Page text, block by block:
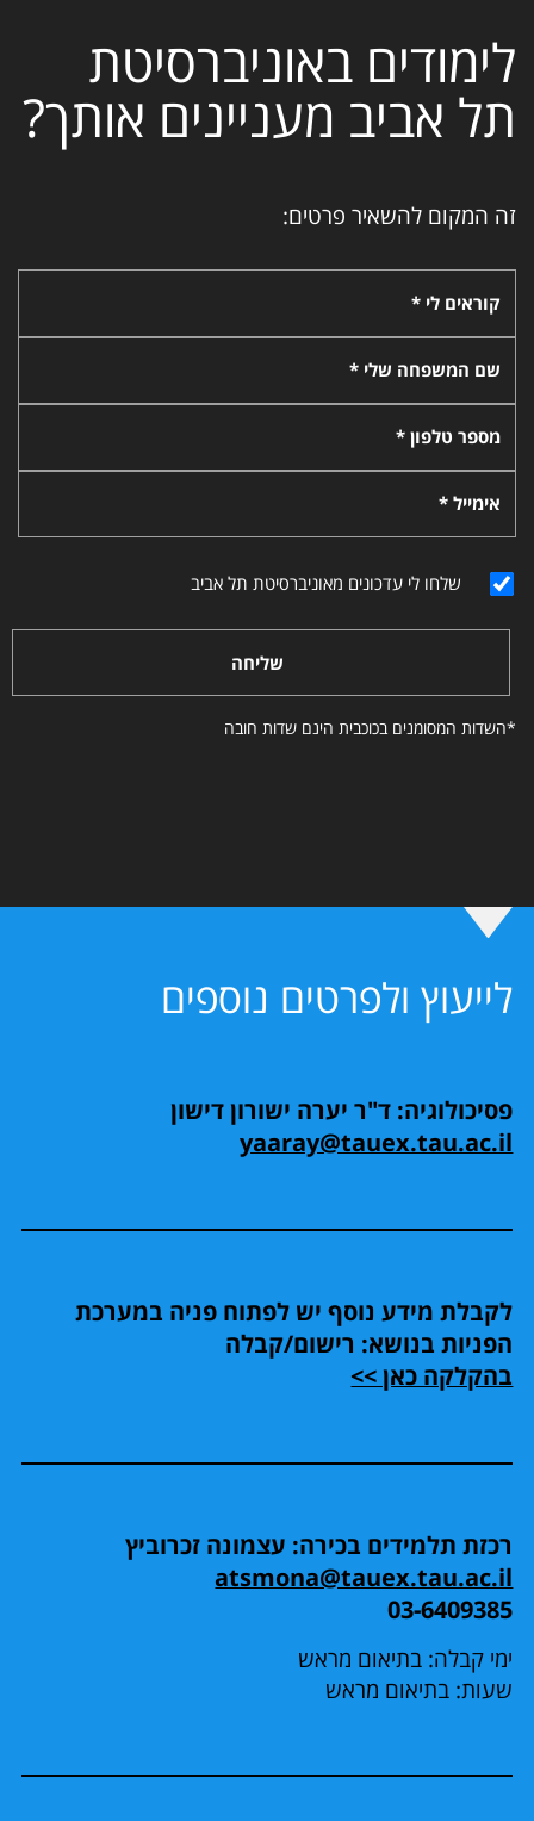
לימודים באוניברסיטת
תל אביב מעניינים אותך?
זה המקום להשאיר פרטים:
קוראים לי *
שם המשפחה שלי *
מספר טלפון *
אימייל *
שלחו לי עדכונים מאוניברסיטת תל אביב
שליחה
*השדות המסומנים בכוכבית הינם שדות חובה
לייעוץ ולפרטים נוספים
פסיכולוגיה: ד"ר יערה ישורון דישון
yaaray@tauex.tau.ac.il
לקבלת מידע נוסף יש לפתוח פניה במערכת
הפניות בנושא: רישום/קבלה
בהקלקה כאן >>
רכזת תלמידים בכירה: עצמונה זכרוביץ
atsmona@tauex.tau.ac.il
03-6409385
ימי קבלה: בתיאום מראש
שעות: בתיאום מראש